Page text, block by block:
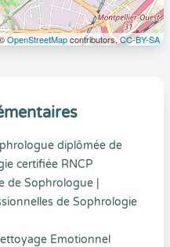
OpenStreetMapcontributors,CC-BY-SA
diplômée de
certifiée RNCP
de Sophrologue |
de Sophrologie
Emotionnel